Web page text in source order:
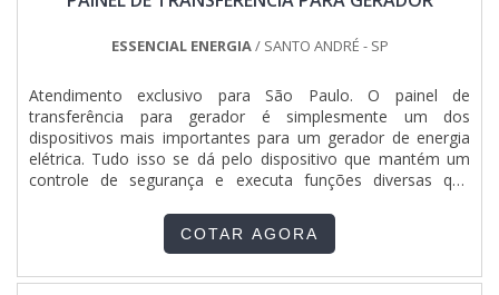
ELÉTRICO RENOMADA NO RAMONa Total Quadros e
for montagem de quadros e painéis elétricos. Aqui os
clientes encontram ítens como montadora e instalação de
painel elétrico com atendimento a projetos específicos. Mas
não é apenas isso, só aqui ainda tem montagem rápida e
montagem rápida..
ESSENCIAL ENERGIA/ SANTO ANDRÉ - SP
Atendimento exclusivo para São Paulo. O painel de
transferência para gerador é simplesmente um dos
dispositivos mais importantes para um gerador de energia
elétrica. Tudo isso se dá pelo dispositivo que mantém um
controle de segurança e executa funções diversas que
O equipamento executa: - Comutação; - Bloqueamento do
sinal elétrico. Veja mais sobre o painel de transferência p....
COTAR AGORA